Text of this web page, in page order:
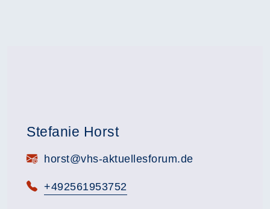
Stefanie Horst
E-Mail:horst@vhs-aktuellesforum.de
Telefon:
+492561953752